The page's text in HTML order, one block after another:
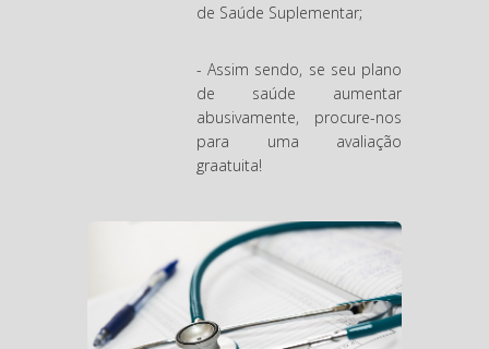
de Saúde Suplementar;
- Assim sendo, se seu plano
de saúde aumentar
abusivamente, procure-nos
para uma avaliação
graatuita!